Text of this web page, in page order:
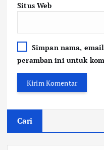
Situs Web
Simpan nama,
peramban ini untuk
Cari